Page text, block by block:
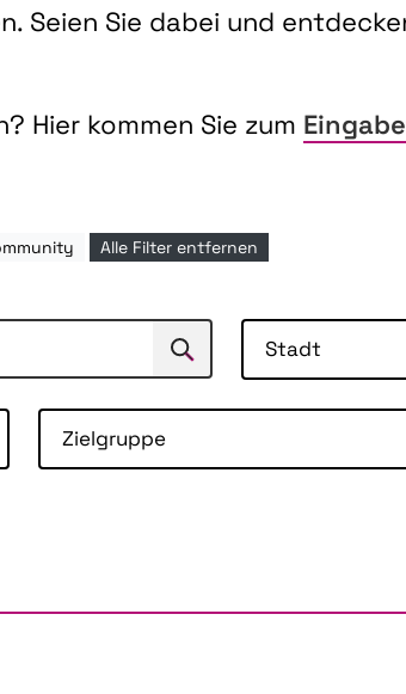
Seien Sie dabei und
Hier kommen Sie zum
Alle Filter entfernen
Suchen Stadt
Zielgruppe